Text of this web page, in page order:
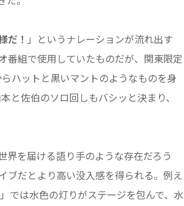
だ！ 」というナレーションが流れ出す
番組で使用していたものだが、関東限定
ハットと黒いマントのようなものを身
と佐伯のソロ回しもバシッと決まり、
を届ける語り手のような存在だろう
ブだとより高い没入感を得られる。例え
では水色の灯りがステージを包んで、水